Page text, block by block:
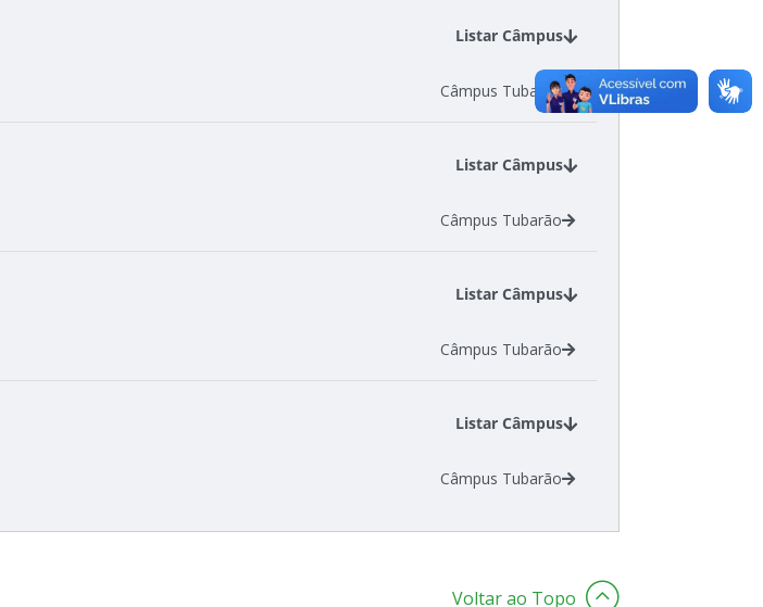
Listar Câmpus
Câmpus Tubarão
Listar Câmpus
Câmpus Tubarão
Listar Câmpus
Câmpus Tubarão
Listar Câmpus
Câmpus Tubarão
Voltar ao Topo